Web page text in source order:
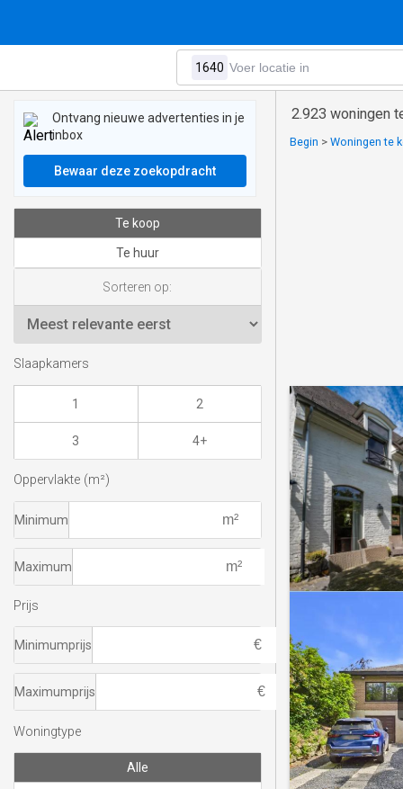
2.923 woningen
Begin > Woningen te
Ontvang nieuwe advertenties in je
inbox
Bewaar deze zoekopdracht
Te koop
Te huur
Sorteren op:
Slaapkamers
1 2
3 4+
Oppervlakte (m²)
Minimum
Maximum
Prijs
Minimumprijs
Maximumprijs
Woningtype
Alle